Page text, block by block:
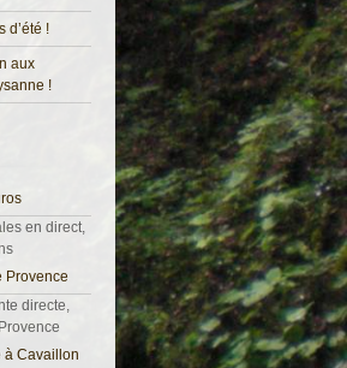
d’été !
aux
!
en direct,
Provence
directe,
à Cavaillon